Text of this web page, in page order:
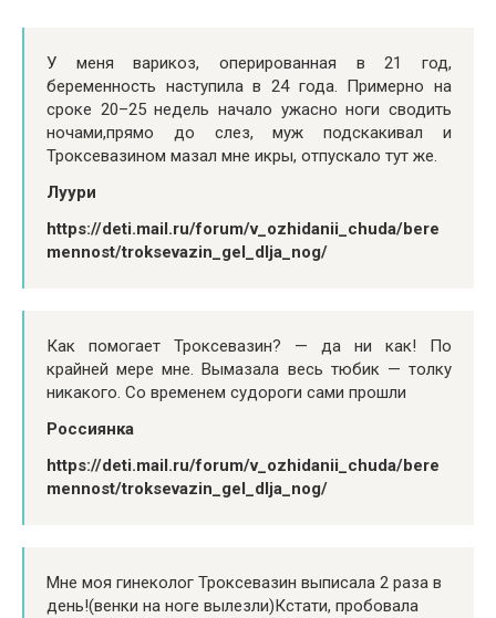
У меня варикоз, оперированная в 21 год,
беременность наступила в 24 года. Примерно на
сроке 20–25 недель начало ужасно ноги сводить
ночами,прямо до слез, муж подскакивал и
Троксевазином мазал мне икры, отпускало тут же.
Луури
https://deti.mail.ru/forum/v_ozhidanii_chuda/bere
mennost/troksevazin_gel_dlja_nog/
Как помогает Троксевазин? — да ни как! По
крайней мере мне. Вымазала весь тюбик — толку
никакого. Со временем судороги сами прошли
Россиянка
https://deti.mail.ru/forum/v_ozhidanii_chuda/bere
mennost/troksevazin_gel_dlja_nog/
Мне моя гинеколог Троксевазин выписала 2 раза в
день!(венки на ноге вылезли)Кстати, пробовала